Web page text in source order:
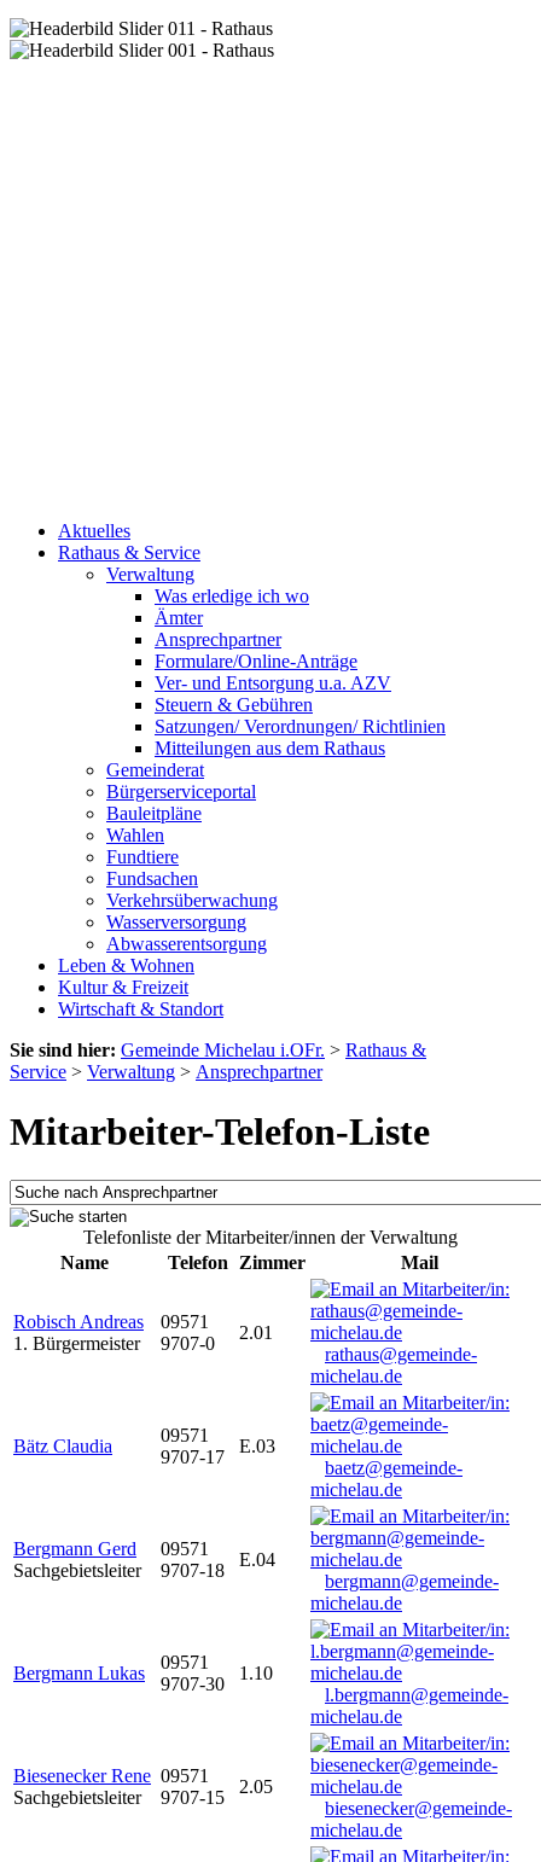
Aktuelles
Rathaus & Service
Verwaltung
Was erledige ich wo
Ämter
Ansprechpartner
Formulare/Online-Anträge
Ver- und Entsorgung u.a. AZV
Steuern & Gebühren
Satzungen/ Verordnungen/ Richtlinien
Mitteilungen aus dem Rathaus
Gemeinderat
Bürgerserviceportal
Bauleitpläne
Wahlen
Fundtiere
Fundsachen
Verkehrsüberwachung
Wasserversorgung
Abwasserentsorgung
Leben & Wohnen
Kultur & Freizeit
Wirtschaft & Standort
Sie sind hier: Gemeinde Michelau i.OFr. > Rathaus &
Service > Verwaltung > Ansprechpartner
Mitarbeiter-Telefon-Liste
Telefonliste der Mitarbeiter/innen der Verwaltung
Name
Telefon Zimmer Mail
Robisch Andreas
1. Bürgermeister
09571
9707-0
2.01
rathaus@gemeinde-
michelau.de
Bätz Claudia
09571
9707-17
E.03
baetz@gemeinde-
michelau.de
Bergmann Gerd
Sachgebietsleiter
09571
9707-18
E.04
bergmann@gemeinde-
michelau.de
Bergmann Lukas
09571
9707-30
1.10
l.bergmann@gemeinde-
michelau.de
Biesenecker Rene
Sachgebietsleiter
09571
9707-15
2.05
biesenecker@gemeinde-
michelau.de